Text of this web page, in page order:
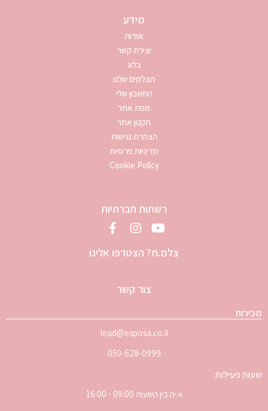
מידע
אודות
יצירת קשר
בלוג
הצלמים שלנו
החשבון שלי
מפת אתר
תקנון אתר
הצהרת נגישות
מדיניות פרטיות
Cookie Policy
רשתות חברתיות
צלמ.ת? הצטרפו אלינו
צור קשר
מכירות
lead@esposa.co.il
050-628-0999
שעות פעילות:
א-ה בין השעות 09:00 - 16:00